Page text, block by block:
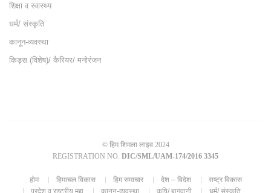
शिक्षा व स्वास्थ्य
धर्म/ संस्कृति
कानून-व्यवस्था
किड्स (विशेष)/ कैरियर/ मनोरंजन
© हिम शिमला लाइव 2024
REGISTRATION NO. DIC/SML/UAM-174/2016 3345
होम हिमाचल विकास हिम समाचार देश – विदेश
राष्ट्र विकास
प्रदेश व राष्ट्रीय मुद्दा
कानून-व्यवस्था कृषि/ बागवानी धर्म/ संस्कृति